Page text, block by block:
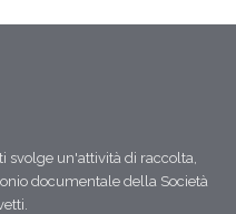
svolge un'attività di raccolta,
documentale della Società